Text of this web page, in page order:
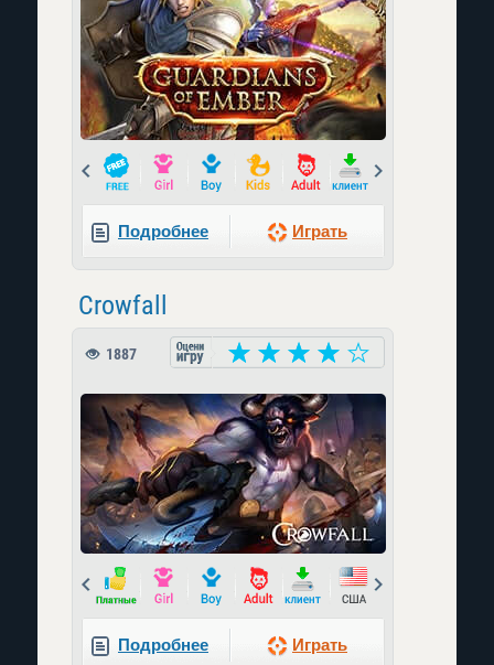
Prev
Подробнее Играть
Crowfall
1887
Prev
Подробнее Играть